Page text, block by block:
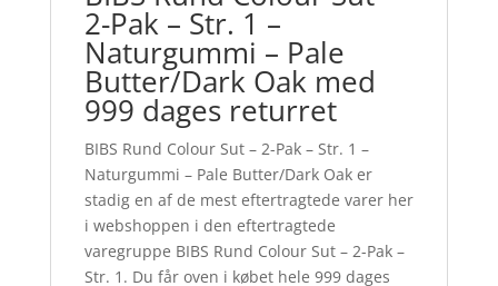
2-Pak – Str. 1 –
Naturgummi – Pale
Butter/Dark Oak med
999 dages returret
BIBS Rund Colour Sut – 2-Pak – Str. 1 –
Naturgummi – Pale Butter/Dark Oak er
stadig en af de mest eftertragtede varer her
i webshoppen i den eftertragtede
varegruppe BIBS Rund Colour Sut – 2-Pak –
Str. 1. Du får oven i købet hele 999 dages